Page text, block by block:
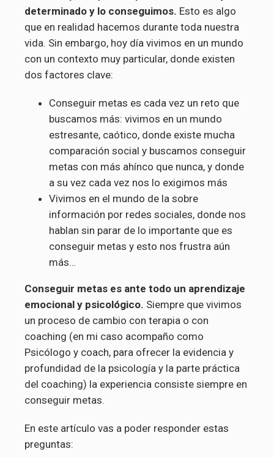
determinado y lo conseguimos. Esto es algo
que en realidad hacemos durante toda nuestra
vida. Sin embargo, hoy día vivimos en un mundo
con un contexto muy particular, donde existen
dos factores clave:
Conseguir metas es cada vez un reto que
buscamos más: vivimos en un mundo
estresante, caótico, donde existe mucha
comparación social y buscamos conseguir
metas con más ahínco que nunca, y donde
a su vez cada vez nos lo exigimos más
Vivimos en el mundo de la sobre
información por redes sociales, donde nos
hablan sin parar de lo importante que es
conseguir metas y esto nos frustra aún
más…
Conseguir metas es ante todo un aprendizaje
emocional y psicológico. Siempre que vivimos
un proceso de cambio con terapia o con
coaching (en mi caso acompaño como
Psicólogo y coach, para ofrecer la evidencia y
profundidad de la psicología y la parte práctica
del coaching) la experiencia consiste siempre en
conseguir metas.
En este artículo vas a poder responder estas
preguntas: